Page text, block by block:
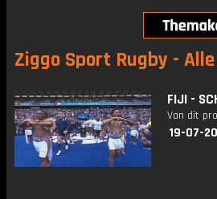
Ziggo Sport Rugby -
FIJI -
Van dit
19-07-